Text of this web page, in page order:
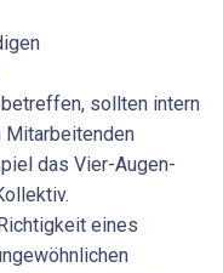
sollten intern
Mitarbeitenden
das Vier-Augen-
eines